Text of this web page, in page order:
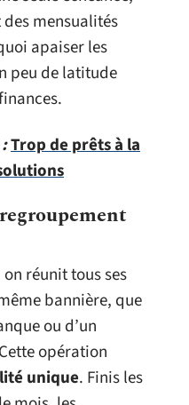
mensualités
apaiser les
peu de latitude
Trop de prêts à la
réunit tous ses
bannière, que
ou d’un
opération
unique. Finis les